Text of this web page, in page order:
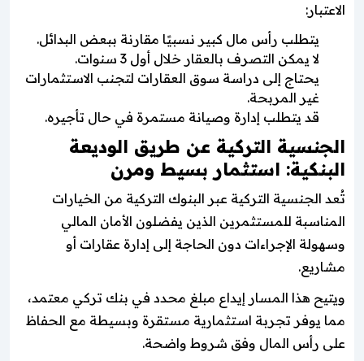
الاعتبار:
يتطلب رأس مال كبير نسبيًا مقارنة ببعض البدائل.
لا يمكن التصرف بالعقار خلال أول 3 سنوات.
يحتاج إلى دراسة سوق العقارات لتجنب الاستثمارات
غير المربحة.
قد يتطلب إدارة وصيانة مستمرة في حال تأجيره.
الجنسية التركية عن طريق الوديعة
البنكية: استثمار بسيط ومرن
تُعد الجنسية التركية عبر البنوك التركية من الخيارات
المناسبة للمستثمرين الذين يفضلون الأمان المالي
وسهولة الإجراءات دون الحاجة إلى إدارة عقارات أو
مشاريع.
ويتيح هذا المسار إيداع مبلغ محدد في بنك تركي معتمد،
مما يوفر تجربة استثمارية مستقرة وبسيطة مع الحفاظ
على رأس المال وفق شروط واضحة.